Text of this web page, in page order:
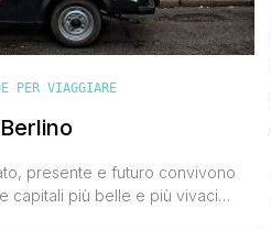
PER VIAGGIARE
presente e futuro convivono
capitali più belle e più vivaci